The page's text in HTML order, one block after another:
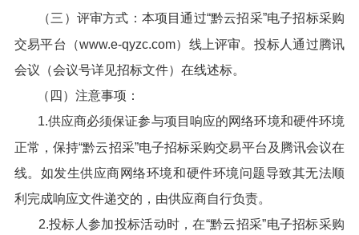
（三）评审方式：本项目通过“黔云招采”电子招标采购
交易平台（www.e-qyzc.com）线上评审。投标人通过腾讯
会议（会议号详见招标文件）在线述标。
（四）注意事项：
1.供应商必须保证参与项目响应的网络环境和硬件环境
正常，保持“黔云招采”电子招标采购交易平台及腾讯会议在
线。如发生供应商网络环境和硬件环境问题导致其无法顺
利完成响应文件递交的，由供应商自行负责。
2.投标人参加投标活动时，在“黔云招采”电子招标采购